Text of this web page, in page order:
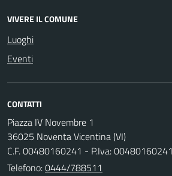
VIVERE IL COMUNE
Luoghi
Eventi
CONTATTI
Piazza IV Novembre 1
36025 Noventa Vicentina (VI)
C.F. 00480160241 - P.Iva: 00480160241
Telefono:0444/788511